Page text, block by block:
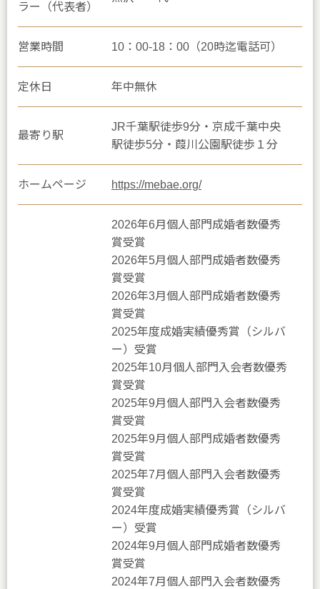
ラー（代表者）
営業時間 10：00-18：00（20時迄電話可）
定休日 年中無休
最寄り駅
JR千葉駅徒歩9分・京成千葉中央
駅徒歩5分・葭川公園駅徒歩１分
ホームページ https://mebae.org/
2026年6月個人部門成婚者数優秀
賞受賞
2026年5月個人部門成婚者数優秀
賞受賞
2026年3月個人部門成婚者数優秀
賞受賞
2025年度成婚実績優秀賞（シルバ
ー）受賞
2025年10月個人部門入会者数優秀
賞受賞
2025年9月個人部門入会者数優秀
賞受賞
2025年9月個人部門成婚者数優秀
賞受賞
2025年7月個人部門入会者数優秀
賞受賞
2024年度成婚実績優秀賞（シルバ
ー）受賞
2024年9月個人部門成婚者数優秀
賞受賞
2024年7月個人部門入会者数優秀